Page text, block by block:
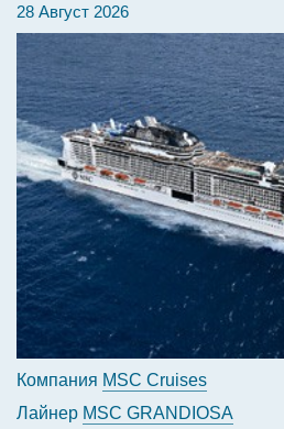
28 Август 2026
Компания MSC Cruises
Лайнер MSC GRANDIOSA